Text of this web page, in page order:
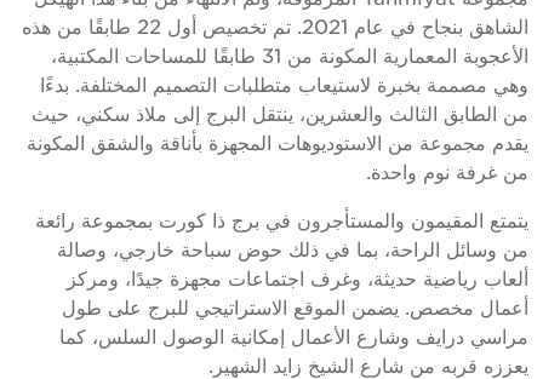
الشاهق بنجاح في عام 2021. تم تخصيص أول 22 طابقًا من هذه
الأعجوبة المعمارية المكونة من 31 طابقًا للمساحات المكتبية،
وهي مصممة بخبرة لاستيعاب متطلبات التصميم المختلفة. بدءًا
من الطابق الثالث والعشرين، ينتقل البرج إلى ملاذ سكني، حيث
يقدم مجموعة من الاستوديوهات المجهزة بأناقة والشقق المكونة
من غرفة نوم واحدة.
يتمتع المقيمون والمستأجرون في برج ذا كورت بمجموعة رائعة
من وسائل الراحة، بما في ذلك حوض سباحة خارجي، وصالة
ألعاب رياضية حديثة، وغرف اجتماعات مجهزة جيدًا، ومركز
أعمال مخصص. يضمن الموقع الاستراتيجي للبرج على طول
مراسي درايف وشارع الأعمال إمكانية الوصول السلس، كما
يعززه قربه من شارع الشيخ زايد الشهير.